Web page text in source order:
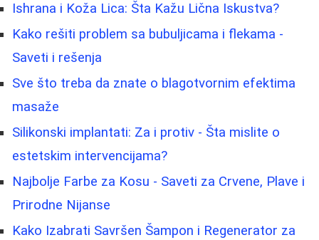
Ishrana i Koža Lica: Šta Kažu Lična Iskustva?
Kako rešiti problem sa bubuljicama i flekama -
Saveti i rešenja
Sve što treba da znate o blagotvornim efektima
masaže
Silikonski implantati: Za i protiv - Šta mislite o
estetskim intervencijama?
Najbolje Farbe za Kosu - Saveti za Crvene, Plave i
Prirodne Nijanse
Kako Izabrati Savršen Šampon i Regenerator za